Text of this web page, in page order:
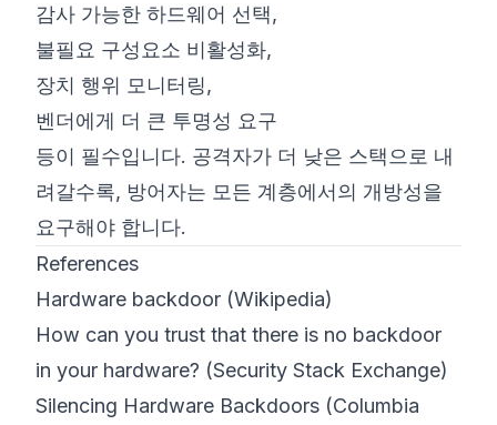
감사 가능한 하드웨어 선택,
불필요 구성요소 비활성화,
장치 행위 모니터링,
벤더에게 더 큰 투명성 요구
등이 필수입니다. 공격자가 더 낮은 스택으로 내
려갈수록, 방어자는 모든 계층에서의 개방성을
요구해야 합니다.
References
Hardware backdoor (Wikipedia)
How can you trust that there is no backdoor
in your hardware? (Security Stack Exchange)
Silencing Hardware Backdoors (Columbia